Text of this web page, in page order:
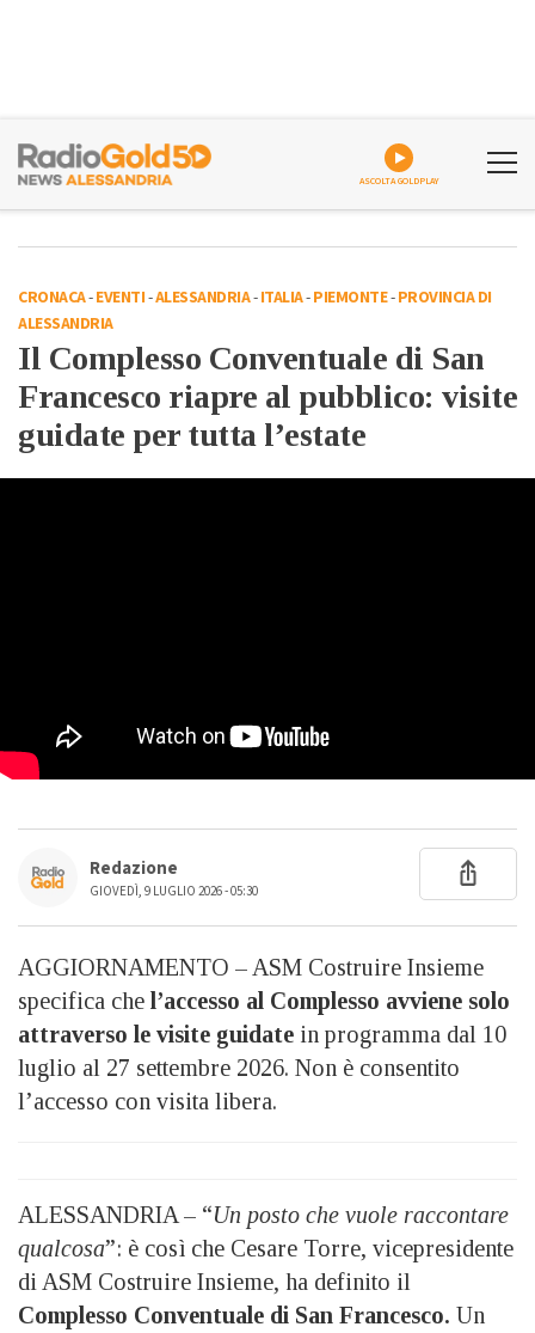
ASCOLTA GOLDPLAY
CRONACA-EVENTI-ALESSANDRIA-ITALIA-PIEMONTE-PROVINCIA DI
ALESSANDRIA
Il Complesso Conventuale di San
Francesco riapre al pubblico: visite
guidate per tutta l’estate
Redazione
GIOVEDÌ, 9 LUGLIO 2026 - 05:30
AGGIORNAMENTO – ASM Costruire Insieme
specifica che l’accesso al Complesso avviene solo
attraverso le visite guidate in programma dal 10
luglio al 27 settembre 2026. Non è consentito
l’accesso con visita libera.
ALESSANDRIA – “Un posto che vuole raccontare
qualcosa”: è così che Cesare Torre, vicepresidente
di ASM Costruire Insieme, ha definito il
Complesso Conventuale di San Francesco. Un